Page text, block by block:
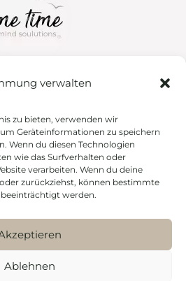
verwalten
zu bieten, verwenden wir
Geräteinformationen zu speichern
Wenn du diesen Technologien
wie das Surfverhalten oder
verarbeiten. Wenn du deine
zurückziehst, können bestimmte
werden.
Ablehnen
behandlung kein Ersatz für medizinische
oder psycho­theara­peutische
Behandlungen darstellt. Während der
Sitzung wird ein ursachenorientiertes
auf einer Heilerlaubnis basierende
Behandlung von Symptomen oder
Erkrankungen statt.
time mind soulutions® GmbH